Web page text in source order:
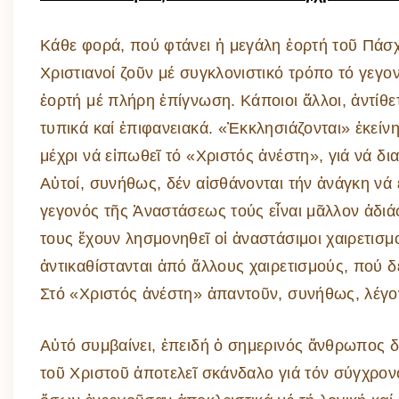
Κάθε φορά, πού φτάνει ἡ μεγάλη ἑορτή τοῦ
Χριστιανοί ζοῦν μέ συγκλονιστικό τρόπο τό
ἑορτή μέ πλήρη ἐπίγνωση. Κάποιοι ἄλλοι,
τυπικά καί ἐπιφανειακά. «Ἐκκλησιάζονται»
μέχρι νά εἰπωθεῖ τό «Χριστός ἀνέστη», γιά νά
Αὐτοί, συνήθως, δέν αἰσθάνονται τήν ἀνάγκη
γεγονός τῆς Ἀναστάσεως τούς εἶναι μᾶλλον
τους ἔχουν λησμονηθεῖ οἱ ἀναστάσιμοι
ἀντικαθίστανται ἀπό ἄλλους χαιρετισμούς,
Στό «Χριστός ἀνέστη» ἀπαντοῦν, συνήθως,
Αὐτό συμβαίνει, ἐπειδή ὁ σημερινός
τοῦ Χριστοῦ ἀποτελεῖ σκάνδαλο γιά τόν